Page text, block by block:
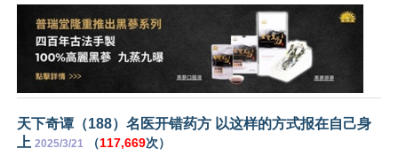
天下奇谭（188）名医开错药方 以这样的方式报在自己身
上 2025/3/21 （117,669次）